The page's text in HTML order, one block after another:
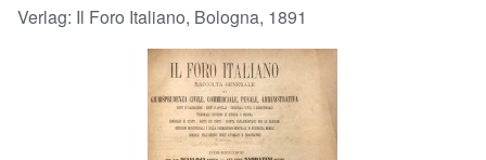
Sammlungen
Antiquarische Bücher
Kunst & Sammlerstücke
Verlag: Il Foro Italiano, Bologna, 1891